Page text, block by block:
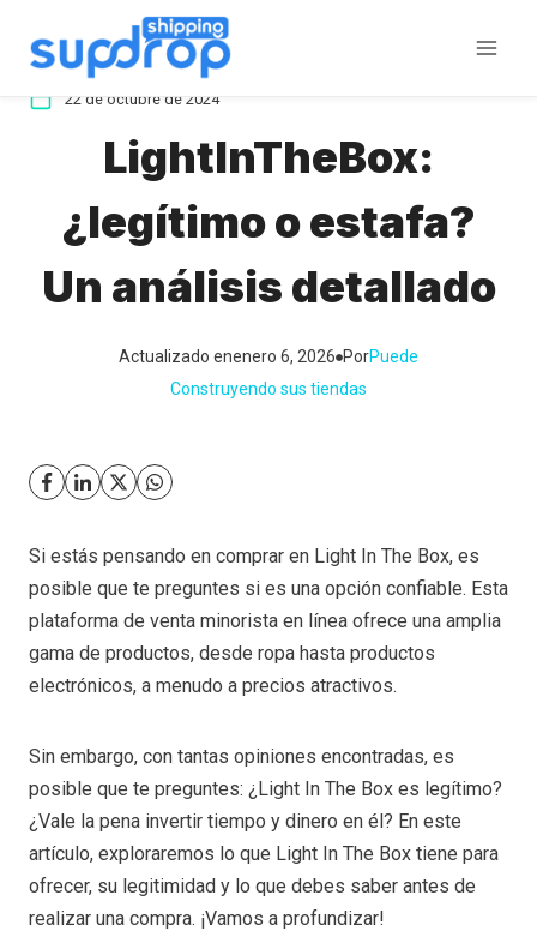
22 de octubre de 2024
LightInTheBox:
¿legítimo o estafa?
Un análisis detallado
Actualizado enenero 6, 2026 PorPuede
Construyendo sus tiendas
Si estás pensando en comprar en Light In The Box, es
posible que te preguntes si es una opción confiable. Esta
plataforma de venta minorista en línea ofrece una amplia
gama de productos, desde ropa hasta productos
electrónicos, a menudo a precios atractivos.
Sin embargo, con tantas opiniones encontradas, es
posible que te preguntes: ¿Light In The Box es legítimo?
¿Vale la pena invertir tiempo y dinero en él? En este
artículo, exploraremos lo que Light In The Box tiene para
ofrecer, su legitimidad y lo que debes saber antes de
realizar una compra. ¡Vamos a profundizar!